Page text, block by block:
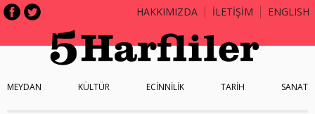
HAKKIMIZDA İLETİŞİM ENGLISH
MEYDAN KÜLTÜR ECİNNİLİK TARİH SANAT